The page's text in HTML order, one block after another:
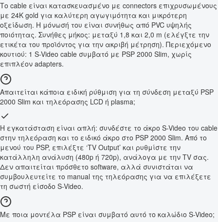
Το cable είναι κατασκευασμένο με connectors επιχρυσωμένους
με 24K gold για καλύτερη αγωγιμότητα και μικρότερη
οξείδωση. Η μόνωσή του είναι συνήθως από PVC υψηλής
ποιότητας. Συνήθες μήκος: μεταξύ 1,8 και 2,0 m (ελέγξτε την
ετικέτα του προϊόντος για την ακριβή μέτρηση). Περιεχόμενο
κουτιού: 1 S-Video cable συμβατό με PSP 2000 Slim, χωρίς
επιπλέον adapters.
Απαιτείται κάποια ειδική ρύθμιση για τη σύνδεση μεταξύ PSP
2000 Slim και τηλεόρασης LCD ή plasma;
Η εγκατάσταση είναι απλή: συνδέστε το άκρο S-Video του cable
στην τηλεόραση και το ειδικό άκρο στο PSP 2000 Slim. Από το
μενού του PSP, επιλέξτε ‘TV Output’ και ρυθμίστε την
κατάλληλη ανάλυση (480p ή 720p), ανάλογα με την TV σας.
Δεν απαιτείται πρόσθετο software, αλλά συνιστάται να
συμβουλευτείτε το manual της τηλεόρασης για να επιλέξετε
τη σωστή είσοδο S-Video.
Με ποια μοντέλα PSP είναι συμβατό αυτό το καλώδιο S-Video;